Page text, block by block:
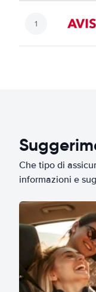
Che tipo di
informazioni e